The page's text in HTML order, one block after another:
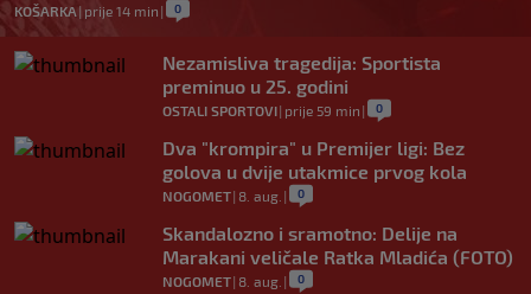
KOŠARKA | prije 14 min | 0
Nezamisliva tragedija: Sportista
preminuo u 25. godini
OSTALI SPORTOVI| prije 59 min | 0
Dva "krompira" u Premijer ligi: Bez
golova u dvije utakmice prvog kola
NOGOMET| 8. aug. | 0
Skandalozno i sramotno: Delije na
Marakani veličale Ratka Mladića (FOTO)
NOGOMET| 8. aug. | 0